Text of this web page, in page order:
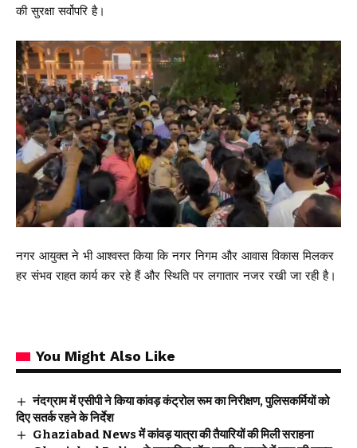
की सुरक्षा सर्वोपरि है।
नगर आयुक्त ने भी आश्वस्त किया कि नगर निगम और आवास विकास मिलकर
हर संभव राहत कार्य कर रहे हैं और स्थिति पर लगातार नजर रखी जा रही है।
You Might Also Like
नंदग्राम में एसीपी ने किया कांवड़ कंट्रोल रूम का निरीक्षण, पुलिसकर्मियों को
दिए सतर्क रहने के निर्देश
Ghaziabad News में कांवड़ यात्रा की तैयारियों की मिली सराहना